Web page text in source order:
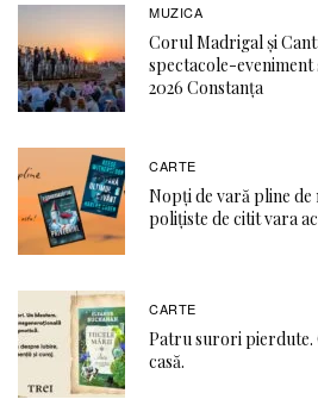
MUZICA
Corul Madrigal și
spectacole-eveniment
2026 Constanța
CARTE
Nopți de vară pline
polițiste de citit vara
CARTE
Patru surori pierdute.
casă.